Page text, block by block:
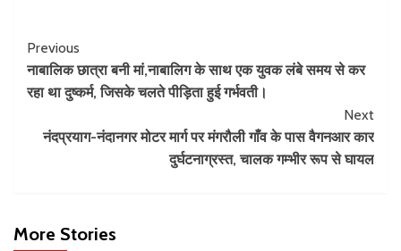
Previous
नाबालिक छात्रा बनी मां,नाबालिग के साथ एक युवक लंबे समय से कर
रहा था दुष्कर्म, जिसके चलते पीड़िता हुई गर्भवती।
Next
नंदप्रयाग-नंदानगर मोटर मार्ग पर मंगरौली गाँव के पास वैगनआर कार
दुर्घटनाग्रस्त, चालक गम्भीर रूप से घायल
More Stories